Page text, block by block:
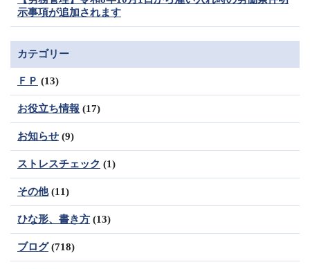
示事項が追加されます
カテゴリー
ＦＰ (13)
お役立ち情報 (17)
お知らせ (9)
ストレスチェック (1)
その他(11)
ひな形、書き方 (13)
ブログ(718)